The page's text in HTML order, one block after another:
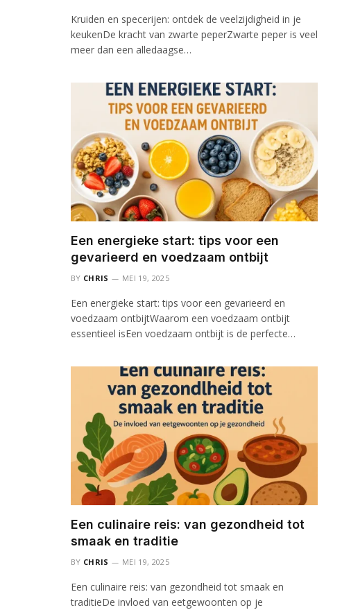
Kruiden en specerijen: ontdek de veelzijdigheid in je
keukenDe kracht van zwarte peperZwarte peper is veel
meer dan een alledaagse…
Een energieke start: tips voor een
gevarieerd en voedzaam ontbijt
BY CHRIS MEI 19, 2025
Een energieke start: tips voor een gevarieerd en
voedzaam ontbijtWaarom een voedzaam ontbijt
essentieel isEen voedzaam ontbijt is de perfecte…
Een culinaire reis: van gezondheid tot
smaak en traditie
BY CHRIS MEI 19, 2025
Een culinaire reis: van gezondheid tot smaak en
traditieDe invloed van eetgewoonten op je